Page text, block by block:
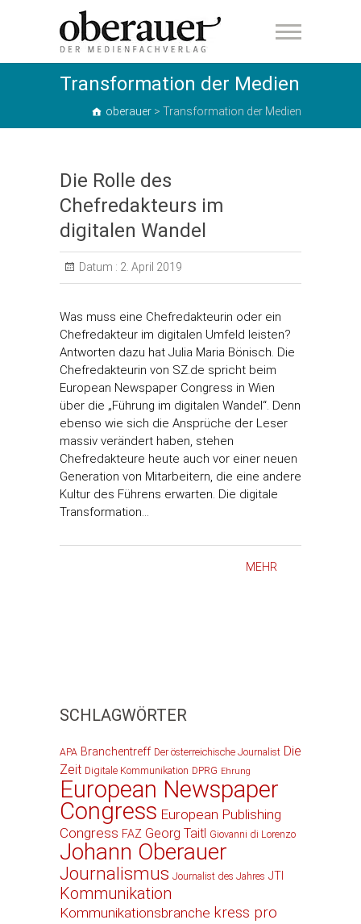
oberauer
Transformation der Medien
oberauer > Transformation der Medien
Die Rolle des
Chefredakteurs im
digitalen Wandel
Datum : 2. April 2019
Was muss eine Chefredakteurin oder ein
Chefredakteur im digitalen Umfeld leisten?
Antworten dazu hat Julia Maria Bönisch. Die
Chefredakteurin von SZ.de spricht beim
European Newspaper Congress in Wien
über die „Führung im digitalen Wandel“. Denn
ebenso wie sich die Ansprüche der Leser
massiv verändert haben, stehen
Chefredakteure heute auch vor einer neuen
Generation von Mitarbeitern, die eine andere
Kultur des Führens erwarten. Die digitale
Transformation…
MEHR
SCHLAGWÖRTER
APA Branchentreff Der österreichische Journalist Die
Zeit Digitale Kommunikation DPRG Ehrung
European Newspaper
Congress European Publishing
Congress FAZ Georg Taitl Giovanni di Lorenzo
Johann Oberauer
Journalismus Journalist des Jahres JTI
Kommunikation
Kommunikationsbranche kress pro